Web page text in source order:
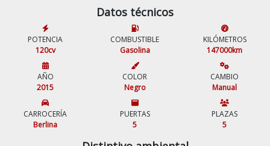
Datos técnicos
POTENCIA
120cv
COMBUSTIBLE
Gasolina
KILÓMETROS
147000km
AÑO
2015
COLOR
Negro
CAMBIO
Manual
CARROCERÍA
Berlina
PUERTAS
5
PLAZAS
5